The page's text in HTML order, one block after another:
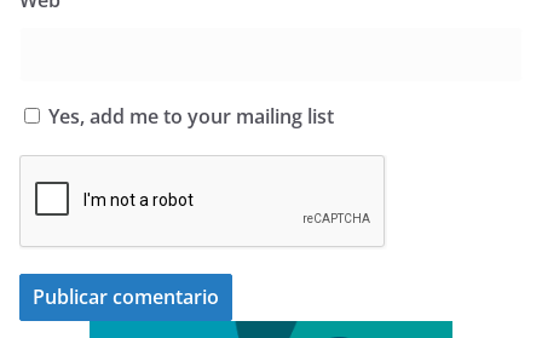
Yes, add me to your mailing list